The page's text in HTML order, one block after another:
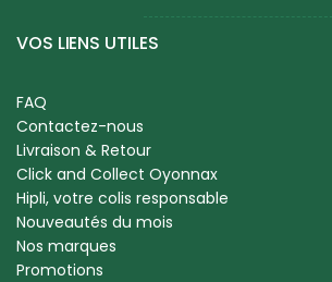
VOS LIENS UTILES
FAQ
Contactez-nous
Livraison & Retour
Click and Collect Oyonnax
Hipli, votre colis responsable
Nouveautés du mois
Nos marques
Promotions